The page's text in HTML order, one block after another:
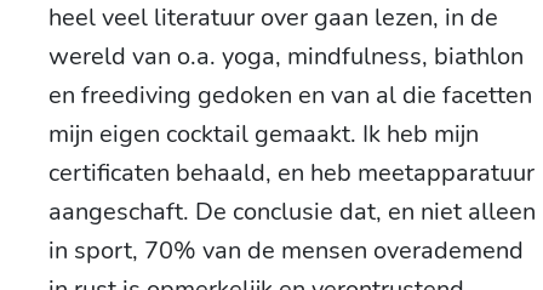
heel veel literatuur over gaan lezen, in de
wereld van o.a. yoga, mindfulness, biathlon
en freediving gedoken en van al die facetten
mijn eigen cocktail gemaakt. Ik heb mijn
certificaten behaald, en heb meetapparatuur
aangeschaft. De conclusie dat, en niet alleen
in sport, 70% van de mensen overademend